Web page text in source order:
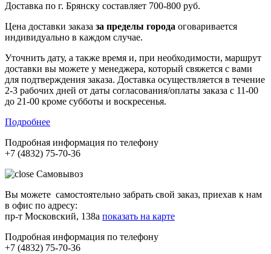
Доставка по г. Брянску составляет 700-800 руб.
Цена доставки заказа за пределы города оговаривается
индивидуально в каждом случае.
Уточнить дату, а также время и, при необходимости, маршрут
доставки вы можете у менеджера, который свяжется с вами
для подтверждения заказа. Доставка осуществляется в течение
2-3 рабочих дней от даты согласования/оплаты заказа с 11-00
до 21-00 кроме субботы и воскресенья.
Подробнее
Подробная информация по телефону
+7 (4832) 75-70-36
Самовывоз
Вы можете самостоятельно забрать свой заказ, приехав к нам
в офис по адресу:
пр-т Московский, 138а показать на карте
Подробная информация по телефону
+7 (4832) 75-70-36